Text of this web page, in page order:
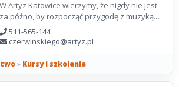
W Artyz Katowice wierzymy, że nigdy nie jest
za późno, by rozpocząć przygodę z muzyką.
Nasze zajęcia skierowane są wyłącznie do
dorosłych,...
511-565-144
czerwinskiego@artyz.pl
» Kursy i szkolenia